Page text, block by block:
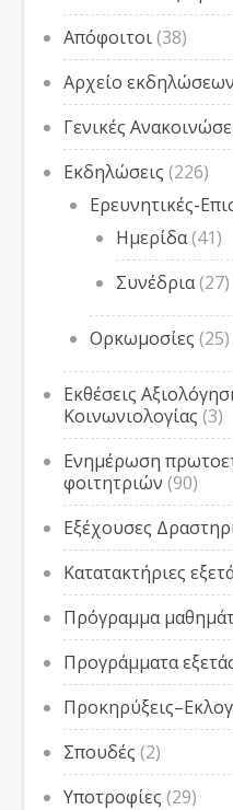
Απόφοιτοι(38)
Αρχείο εκδηλώσεων
Γενικές
Εκδηλώσεις (226)
Ερευνητικές-
Ημερίδα(41)
Συνέδρια(27)
Ορκωμοσίες (25)
Εκθέσεις
Κοινωνιολογίας (3)
Ενημέρωση
φοιτητριών (90)
Εξέχουσες
Κατατακτήριες
Πρόγραμμα
Προγράμματα
Σπουδές (2)
Υποτροφίες (29)